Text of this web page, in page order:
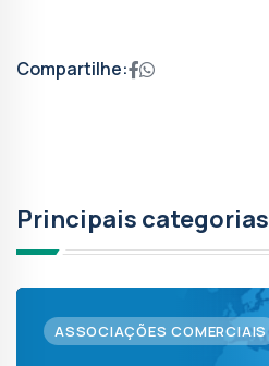
Compartilhe:
Principais categorias
ASSOCIAÇÕES COMERCIAIS